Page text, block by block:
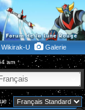
Wikirak-U Galerie
am
: